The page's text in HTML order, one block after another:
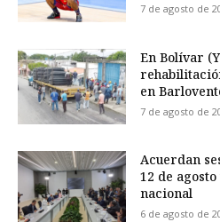
7 de agosto de
En Bolívar
en
7 de agosto de
Acuerdan
12 de
nacional
6 de agosto de